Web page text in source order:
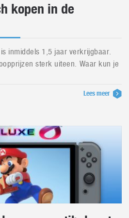
kopen in de
inmiddels 1,5 jaar verkrijgbaar.
sterk uiteen. Waar kun je
Lees meer